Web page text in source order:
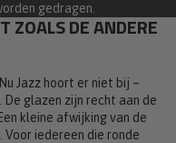
gedragen.
ZOALS DE ANDERE
Jazz hoort er niet bij –
glazen zijn recht aan de
kleine afwijking van de
iedereen die ronde